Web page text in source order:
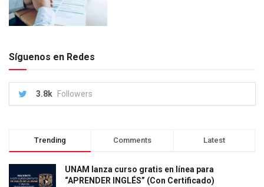
Síguenos en Redes
3.8k Followers
Trending Comments Latest
UNAM lanza curso gratis en línea para
“APRENDER INGLÉS” (Con Certificado)